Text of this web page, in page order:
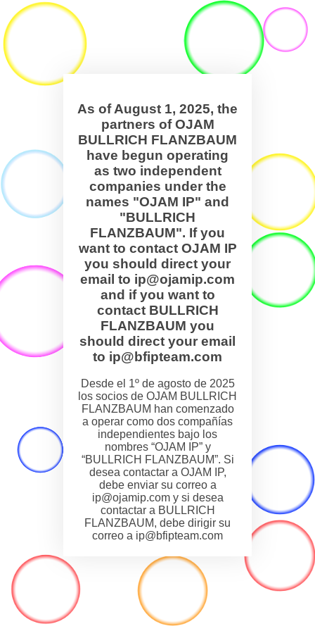
As of August 1, 2025, the
partners of OJAM
BULLRICH FLANZBAUM
have begun operating
as two independent
companies under the
names "OJAM IP" and
"BULLRICH
FLANZBAUM". If you
want to contact OJAM IP
you should direct your
email to ip@ojamip.com
and if you want to
contact BULLRICH
FLANZBAUM you
should direct your email
to ip@bfipteam.com
Desde el 1º de agosto de 2025
los socios de OJAM BULLRICH
FLANZBAUM han comenzado
a operar como dos compañías
independientes bajo los
nombres “OJAM IP” y
“BULLRICH FLANZBAUM”. Si
desea contactar a OJAM IP,
debe enviar su correo a
ip@ojamip.com y si desea
contactar a BULLRICH
FLANZBAUM, debe dirigir su
correo a ip@bfipteam.com